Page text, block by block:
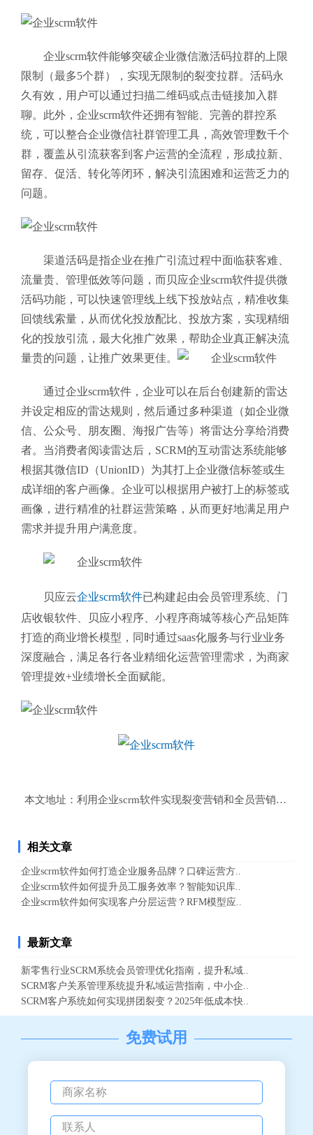
企业scrm软件能够突破企业微信激活码拉群的上限
限制（最多5个群），实现无限制的裂变拉群。活码永
久有效，用户可以通过扫描二维码或点击链接加入群
聊。此外，企业scrm软件还拥有智能、完善的群控系
统，可以整合企业微信社群管理工具，高效管理数千个
群，覆盖从引流获客到客户运营的全流程，形成拉新、
留存、促活、转化等闭环，解决引流困难和运营乏力的
问题。
渠道活码是指企业在推广引流过程中面临获客难、
流量贵、管理低效等问题，而贝应企业scrm软件提供微
活码功能，可以快速管理线上线下投放站点，精准收集
回馈线索量，从而优化投放配比、投放方案，实现精细
化的投放引流，最大化推广效果，帮助企业真正解决流
量贵的问题，让推广效果更佳。
通过企业scrm软件，企业可以在后台创建新的雷达
并设定相应的雷达规则，然后通过多种渠道（如企业微
信、公众号、朋友圈、海报广告等）将雷达分享给消费
者。当消费者阅读雷达后，SCRM的互动雷达系统能够
根据其微信ID（UnionID）为其打上企业微信标签或生
成详细的客户画像。企业可以根据用户被打上的标签或
画像，进行精准的社群运营策略，从而更好地满足用户
需求并提升用户满意度。
贝应云企业scrm软件已构建起由会员管理系统、门
店收银软件、贝应小程序、小程序商城等核心产品矩阵
打造的商业增长模型，同时通过saas化服务与行业业务
深度融合， 满足各行各业精细化运营管理需求，为商家
管理提效+业绩增长全面赋能。
本文地址： 利用企业scrm软件实现裂变营销和全员营销的最佳
相关文章
企业scrm软件如何打造企业服务品牌？口碑运营方..
企业scrm软件如何提升员工服务效率？智能知识库..
企业scrm软件如何实现客户分层运营？RFM模型应..
最新文章
新零售行业SCRM系统会员管理优化指南，提升私域..
SCRM客户关系管理系统提升私域运营指南，中小企..
SCRM客户系统如何实现拼团裂变？2025年低成本快..
免费试用